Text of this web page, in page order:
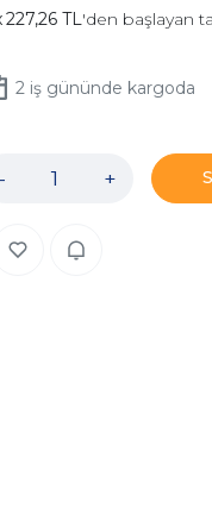
227,26 TL'den başlayan
2iş gününde kargoda
- +